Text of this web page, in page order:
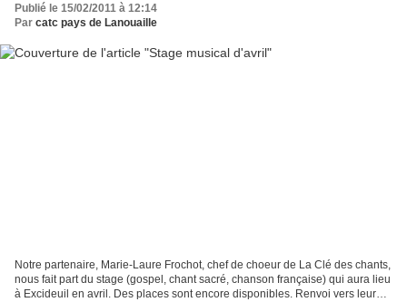
Publié le 15/02/2011 à 12:14
Par catc pays de Lanouaille
Notre partenaire, Marie-Laure Frochot, chef de choeur de La Clé des chants,
nous fait part du stage (gospel, chant sacré, chanson française) qui aura lieu
à Excideuil en avril. Des places sont encore disponibles. Renvoi vers leur